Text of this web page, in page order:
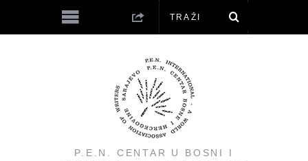
P.E.N. CENTAR U BOSNI I